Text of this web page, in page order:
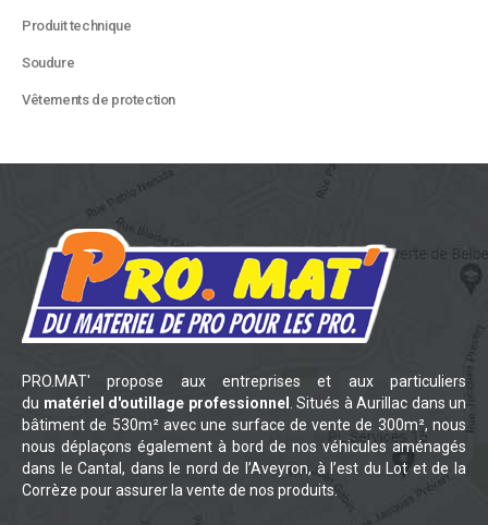
Produit technique
Soudure
Vêtements de protection
PRO.MAT' propose aux entreprises et aux particuliers
du matériel d'outillage professionnel . Situés à Aurillac dans un
bâtiment de 530m² avec une surface de vente de 300m², nous
nous déplaçons également à bord de nos véhicules aménagés
dans le Cantal, dans le nord de l’Aveyron, à l’est du Lot et de la
Corrèze pour assurer la vente de nos produits.